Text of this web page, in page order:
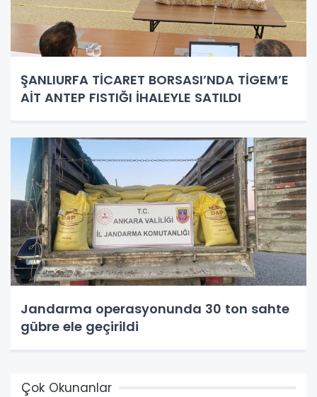
ŞANLIURFA TİCARET BORSASI’NDA TİGEM’E
AİT ANTEP FISTIĞI İHALEYLE SATILDI
Jandarma operasyonunda 30 ton sahte
gübre ele geçirildi
Çok Okunanlar